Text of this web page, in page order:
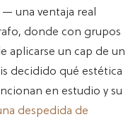
una ventaja real
donde con grupos
aplicarse un cap de un
decidido qué estética
en estudio y su
despedida de